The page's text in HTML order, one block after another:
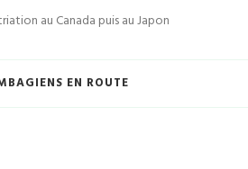
au Canada puis au Japon
EN ROUTE